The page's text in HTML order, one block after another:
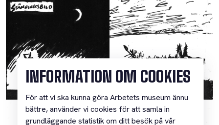
INFORMATION OM COOKIES
För att vi ska kunna göra Arbetets museum ännu
bättre, använder vi cookies för att samla in
grundläggande statistik om ditt besök på vår